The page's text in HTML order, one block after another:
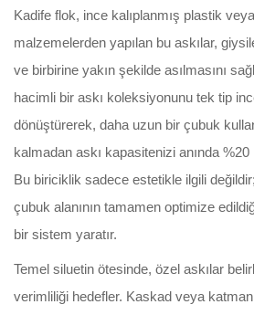
Kadife flok, ince kalıplanmış plastik
malzemelerden yapılan bu askılar,
ve birbirine yakın şekilde asılmasını
hacimli bir askı koleksiyonunu tek tip
dönüştürerek, daha uzun bir çubuk
kalmadan askı kapasitenizi anında %20
Bu biriciklik sadece estetikle ilgili
çubuk alanının tamamen optimize
bir sistem yaratır.
Temel siluetin ötesinde, özel askılar
verimliliği hedefler. Kaskad veya